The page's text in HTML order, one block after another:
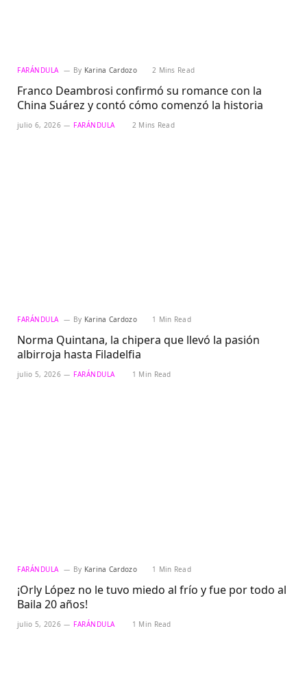
FARÁNDULA By Karina Cardozo 2 Mins Read
Franco Deambrosi confirmó su romance con la
China Suárez y contó cómo comenzó la historia
julio 6, 2026 FARÁNDULA 2 Mins Read
FARÁNDULA By Karina Cardozo 1 Min Read
Norma Quintana, la chipera que llevó la pasión
albirroja hasta Filadelfia
julio 5, 2026 FARÁNDULA 1 Min Read
FARÁNDULA By Karina Cardozo 1 Min Read
¡Orly López no le tuvo miedo al frío y fue por todo al
Baila 20 años!
julio 5, 2026 FARÁNDULA 1 Min Read